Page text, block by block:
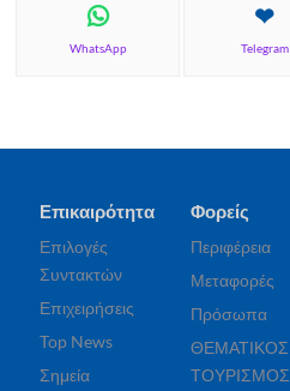
WhatsApp Telegram
Επικαιρότητα
Επιλογές
Συντακτών
Επιχειρήσεις
Top News
Σημεία
Φορείς
Περιφέρεια
Μεταφορές
Πρόσωπα
ΘΕΜΑΤΙΚΟΣ
ΤΟΥΡΙΣΜΟΣ